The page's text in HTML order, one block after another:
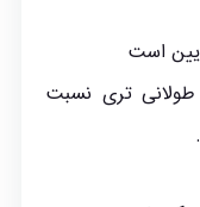
است
تری نسبت